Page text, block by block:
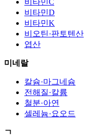
비타민D
비타민K
비오틴·판토텐산
엽산
미네랄
칼슘·마그네슘
전해질·칼륨
철분·아연
셀레늄·요오드
ㄱ